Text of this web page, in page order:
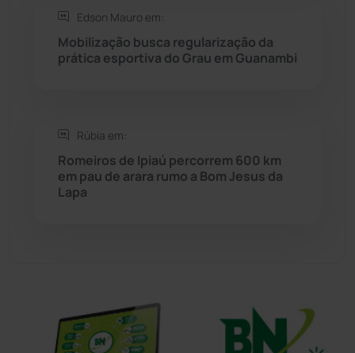
Sudoeste Baiano
Tanque Novo
Tecnologia
Edson Mauro em:
Mobilização busca regularização da
prática esportiva do Grau em Guanambi
Rúbia em:
Romeiros de Ipiaú percorrem 600 km
em pau de arara rumo a Bom Jesus da
Lapa